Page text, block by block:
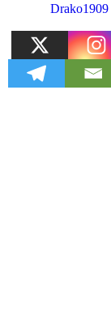
Drako1909